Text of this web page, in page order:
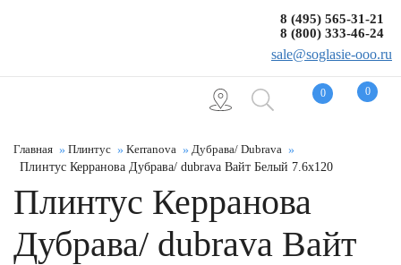
0 0
8 (495) 565-31-21
8 (800) 333-46-24
sale@soglasie-ooo.ru
Главная Плинтус Kerranova
Дубрава/ Dubrava
Плинтус Керранова Дубрава/ dubrava Вайт Белый 7.6x120
Плинтус Керранова
Дубрава/ dubrava Вайт